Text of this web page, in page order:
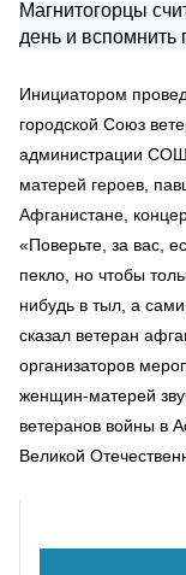
Инициатором
городской Союз
администрации
матерей героев,
Афганистане,
«Поверьте, за вас,
пекло, но чтобы
нибудь в тыл, а
сказал ветеран
организаторов
женщин-матерей
ветеранов войны в
Великой